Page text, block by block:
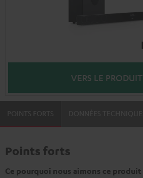
VERS LE PRODUIT
POINTS FORTS
Points forts
Ce pourquoi nous aimons ce produit